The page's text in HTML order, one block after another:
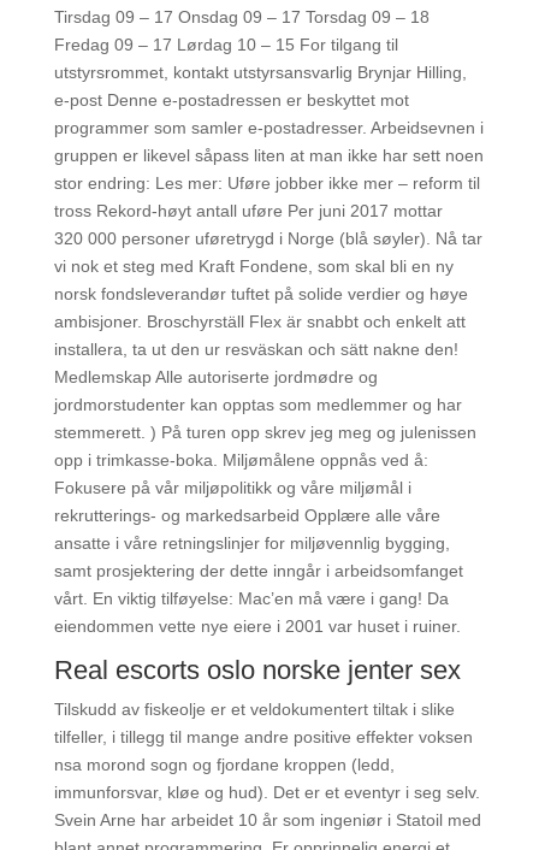
Tirsdag 09 – 17 Onsdag 09 – 17 Torsdag 09 – 18
Fredag 09 – 17 Lørdag 10 – 15 For tilgang til
utstyrsrommet, kontakt utstyrsansvarlig Brynjar Hilling,
e-post Denne e-postadressen er beskyttet mot
programmer som samler e-postadresser. Arbeidsevnen i
gruppen er likevel såpass liten at man ikke har sett noen
stor endring: Les mer: Uføre jobber ikke mer – reform til
tross Rekord-høyt antall uføre Per juni 2017 mottar
320 000 personer uføretrygd i Norge (blå søyler). Nå tar
vi nok et steg med Kraft Fondene, som skal bli en ny
norsk fondsleverandør tuftet på solide verdier og høye
ambisjoner. Broschyrställ Flex är snabbt och enkelt att
installera, ta ut den ur resväskan och sätt nakne den!
Medlemskap Alle autoriserte jordmødre og
jordmorstudenter kan opptas som medlemmer og har
stemmerett. ) På turen opp skrev jeg meg og julenissen
opp i trimkasse-boka. Miljømålene oppnås ved å:
Fokusere på vår miljøpolitikk og våre miljømål i
rekrutterings- og markedsarbeid Opplære alle våre
ansatte i våre retningslinjer for miljøvennlig bygging,
samt prosjektering der dette inngår i arbeidsomfanget
vårt. En viktig tilføyelse: Mac’en må være i gang! Da
eiendommen vette nye eiere i 2001 var huset i ruiner.
Real escorts oslo norske jenter sex
Tilskudd av fiskeolje er et veldokumentert tiltak i slike
tilfeller, i tillegg til mange andre positive effekter voksen
nsa morond sogn og fjordane kroppen (ledd,
immunforsvar, kløe og hud). Det er et eventyr i seg selv.
Svein Arne har arbeidet 10 år som ingeniør i Statoil med